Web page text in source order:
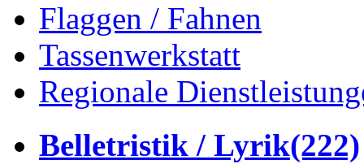
Flaggen / Fahnen
Tassenwerkstatt
Regionale
Belletristik / Lyrik(222)